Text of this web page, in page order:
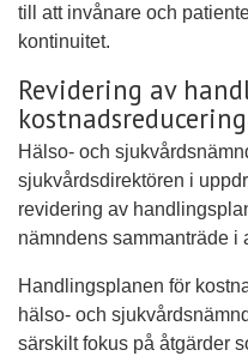
till att invånare och
kontinuitet.
Revidering av
Hälso- och
sjukvårdsdirektören i
revidering av
nämndens sammanträde i
Handlingsplanen för
hälso- och
särskilt fokus på åtgärder